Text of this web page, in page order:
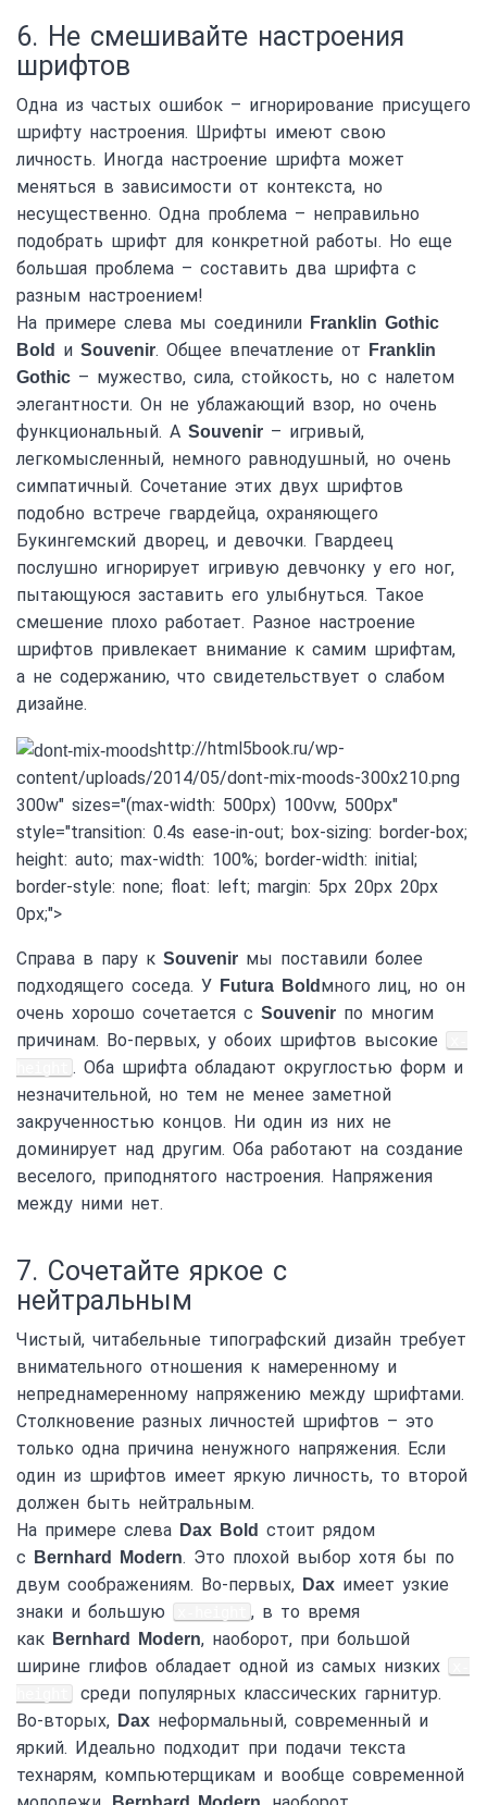
6. Не смешивайте настроения
шрифтов
Одна из частых ошибок – игнорирование присущего
шрифту настроения. Шрифты имеют свою
личность. Иногда настроение шрифта может
меняться в зависимости от контекста, но
несущественно. Одна проблема – неправильно
подобрать шрифт для конкретной работы. Но еще
большая проблема – составить два шрифта с
разным настроением!
На примере слева мы соединили Franklin Gothic
Bold
и Souvenir. Общее впечатление от
Franklin
Gothic – мужество, сила, стойкость, но с налетом
элегантности. Он не ублажающий взор, но очень
функциональный. А Souvenir – игривый,
легкомысленный, немного равнодушный, но очень
симпатичный. Сочетание этих двух шрифтов
подобно встрече гвардейца, охраняющего
Букингемский дворец, и девочки. Гвардеец
послушно игнорирует игривую девчонку у его ног,
пытающуюся заставить его улыбнуться. Такое
смешение плохо работает. Разное настроение
шрифтов привлекает внимание к самим шрифтам,
а не содержанию, что свидетельствует о слабом
дизайне.
http://html5book.ru/wp-
content/uploads/2014/05/dont-mix-moods-300x210.png
300w" sizes="(max-width: 500px) 100vw, 500px"
style="transition: 0.4s ease-in-out; box-sizing: border-box;
height: auto; max-width: 100%; border-width: initial;
border-style: none; float: left; margin: 5px 20px 20px
0px;">
Справа в пару к Souvenir мы поставили более
подходящего соседа. У Futura Bold много лиц, но он
очень хорошо сочетается с Souvenir по многим
причинам. Во-первых, у обоих шрифтов высокие
. Оба шрифта обладают округлостью форм и
незначительной, но тем не менее заметной
закрученностью концов. Ни один из них не
доминирует над другим. Оба работают на создание
веселого, приподнятого настроения. Напряжения
между ними нет.
7. Сочетайте яркое с
нейтральным
Чистый, читабельные типографский дизайн требует
внимательного отношения к намеренному и
непреднамеренному напряжению между шрифтами.
Столкновение разных личностей шрифтов – это
только одна причина ненужного напряжения. Если
один из шрифтов имеет яркую личность, то второй
должен быть нейтральным.
На примере слева Dax Bold стоит рядом
с
Bernhard Modern. Это плохой выбор хотя бы по
двум соображениям. Во-первых, Dax имеет узкие
знаки и большую
, в то время
как Bernhard Modern, наоборот, при большой
ширине глифов обладает одной из самых низких
среди популярных классических гарнитур.
Во-вторых, Dax неформальный, современный и
яркий. Идеально подходит при подачи текста
технарям, компьютерщикам и вообще современной